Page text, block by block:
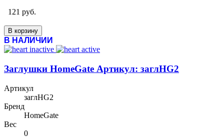
121 руб.
В корзину
В НАЛИЧИИ
Заглушки HomeGate Артикул: заглHG2
Артикул
заглHG2
Бренд
HomeGate
Вес
0